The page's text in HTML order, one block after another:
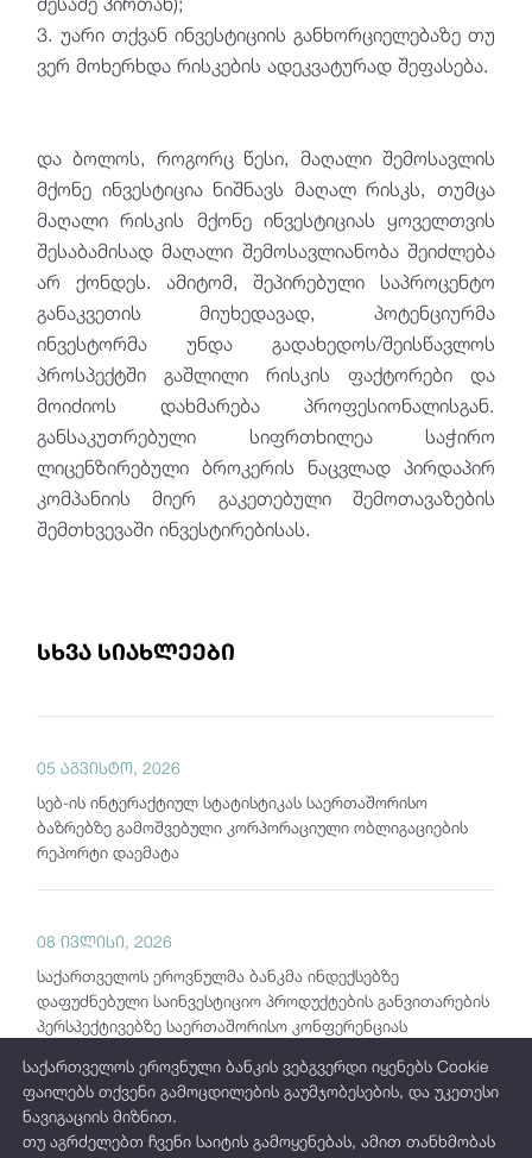
3. უარი თქვან ინვესტიციის განხორციელებაზე თუ
ვერ მოხერხდა რისკების ადეკვატურად შეფასება.
და ბოლოს, როგორც წესი, მაღალი შემოსავლის
მქონე ინვესტიცია ნიშნავს მაღალ რისკს, თუმცა
მაღალი რისკის მქონე ინვესტიციას ყოველთვის
შესაბამისად მაღალი შემოსავლიანობა შეიძლება
არ ქონდეს. ამიტომ, შეპირებული საპროცენტო
განაკვეთის მიუხედავად, პოტენციურმა
ინვესტორმა უნდა გადახედოს/შეისწავლოს
პროსპექტში გაშლილი რისკის ფაქტორები და
მოიძიოს დახმარება პროფესიონალისგან.
განსაკუთრებული სიფრთხილეა საჭირო
ლიცენზირებული ბროკერის ნაცვლად პირდაპირ
კომპანიის მიერ გაკეთებული შემოთავაზების
შემთხვევაში ინვესტირებისას.
სხვა სიახლეები
05 აგვისტო, 2026
სებ-ის ინტერაქტიულ სტატისტიკას საერთაშორისო
ბაზრებზე გამოშვებული კორპორაციული ობლიგაციების
რეპორტი დაემატა
08 ივლისი, 2026
საქართველოს ეროვნულმა ბანკმა ინდექსებზე
დაფუძნებული საინვესტიციო პროდუქტების განვითარების
პერსპექტივებზე საერთაშორისო კონფერენციას
15 ივნისი, 2026
საქართველოს ეროვნული ბანკის ვებგვერდი იყენებს Cookie
ფაილებს თქვენი გამოცდილების გაუმჯობესების, და უკეთესი
ნავიგაციის მიზნით.
თუ აგრძელებთ ჩვენი საიტის გამოყენებას, ამით თანხმობას